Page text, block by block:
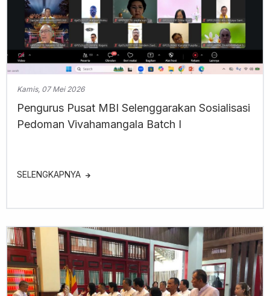
Kamis, 07 Mei 2026
Pengurus Pusat MBI Selenggarakan Sosialisasi
Pedoman Vivahamangala Batch I
SELENGKAPNYA